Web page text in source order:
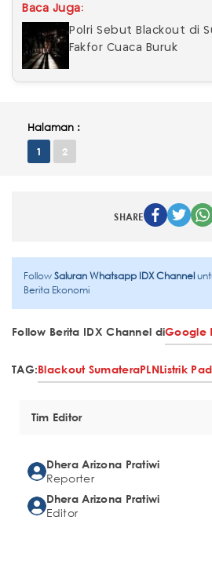
Baca Juga:
Polri Sebut Blackout di
Fakfor Cuaca Buruk
Halaman :
1 2
SHARE
FollowSaluran Whatsapp IDX Channel
Berita Ekonomi
Follow Berita IDX Channel diGoogle
TAG:Blackout SumateraPLNListrik
Tim Editor
Dhera Arizona Pratiwi
Reporter
Dhera Arizona Pratiwi
Editor